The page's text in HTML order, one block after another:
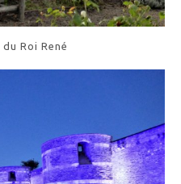
Roi René